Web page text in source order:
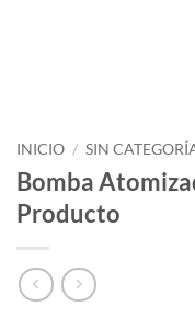
INICIO / SIN
Bomba
Producto